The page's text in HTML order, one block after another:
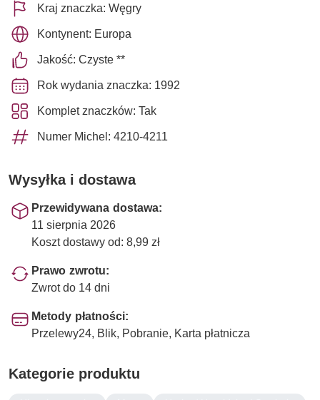
Kraj znaczka: Węgry
Kontynent: Europa
Jakość: Czyste **
Rok wydania znaczka: 1992
Komplet znaczków: Tak
Numer Michel: 4210-4211
Wysyłka i dostawa
Przewidywana dostawa:
11 sierpnia 2026
Koszt dostawy od: 8,99 zł
Prawo zwrotu:
Zwrot do 14 dni
Metody płatności:
Przelewy24, Blik, Pobranie, Karta płatnicza
Kategorie produktu